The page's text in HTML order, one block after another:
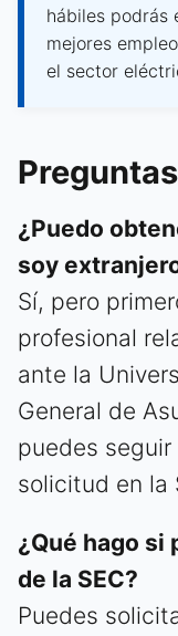
hábiles podrás
mejores
el sector
¿Puedo
soy
Sí, pero
profesional
ante la
General de
puedes
solicitud en la
¿Qué hago
de la SEC?
Puedes